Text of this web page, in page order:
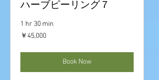
ハーブピーリング７
1 hr 30 min
45,000
円
￥45,000
Book Now